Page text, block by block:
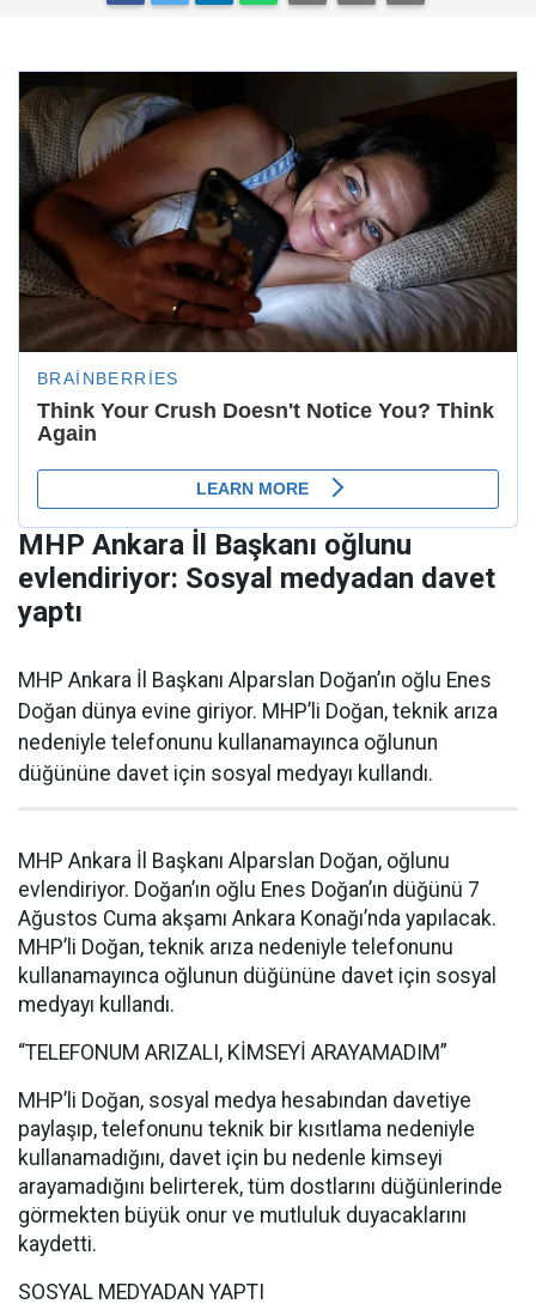
MHP Ankara İl Başkanı oğlunu
evlendiriyor: Sosyal medyadan davet
yaptı
MHP Ankara İl Başkanı Alparslan Doğan’ın oğlu Enes
Doğan dünya evine giriyor. MHP’li Doğan, teknik arıza
nedeniyle telefonunu kullanamayınca oğlunun
düğününe davet için sosyal medyayı kullandı.
MHP Ankara İl Başkanı Alparslan Doğan, oğlunu
evlendiriyor. Doğan’ın oğlu Enes Doğan’ın düğünü 7
Ağustos Cuma akşamı Ankara Konağı’nda yapılacak.
MHP’li Doğan, teknik arıza nedeniyle telefonunu
kullanamayınca oğlunun düğününe davet için sosyal
medyayı kullandı.
“TELEFONUM ARIZALI, KİMSEYİ ARAYAMADIM”
MHP’li Doğan, sosyal medya hesabından davetiye
paylaşıp, telefonunu teknik bir kısıtlama nedeniyle
kullanamadığını, davet için bu nedenle kimseyi
arayamadığını belirterek, tüm dostlarını düğünlerinde
görmekten büyük onur ve mutluluk duyacaklarını
kaydetti.
SOSYAL MEDYADAN YAPTI